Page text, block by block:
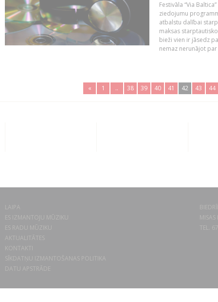
Festivāla “Via
ziedojumu
atbalstu dalībai
maksas
bieži vien ir jāsedz
nemaz nerunājot
« 1 .. 38 39 40 41 42 43 44
LAIPA
ES IZMANTOJU MŪZIKU
ES RADU MŪZIKU
AKTUALITĀTES
KONTAKTI
SĪKDATŅU IZMANTOŠANAS POLITIKA
DATU APSTRĀDE
TEL.